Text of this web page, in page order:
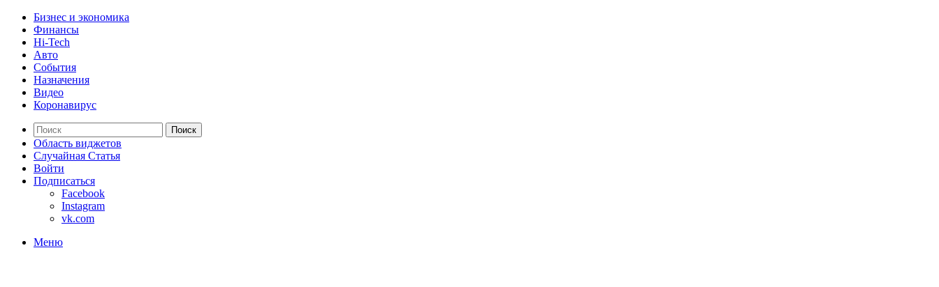
Бизнес и экономика
Финансы
Hi-Tech
Авто
События
Назначения
Видео
Коронавирус
Поиск
Область виджетов
Случайная Статья
Войти
Подписаться
Facebook
Instagram
vk.com
Меню